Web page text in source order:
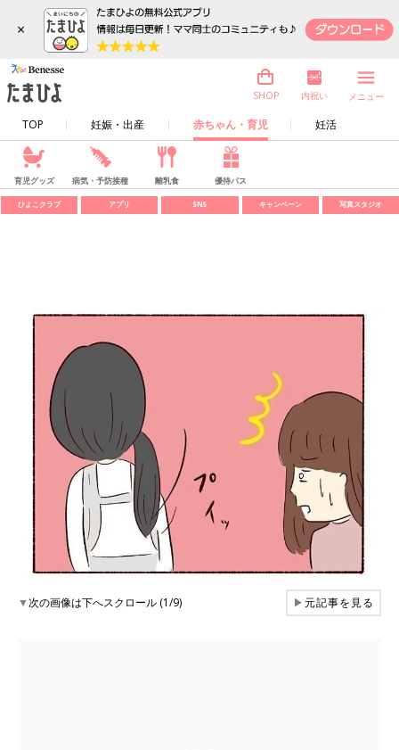
×
TOP 妊娠・出産 赤ちゃん・育児 妊活
SHOP 内祝い メニュー
育児グッズ 病気・予防接種 離乳食 優待パス
ひよこクラブ アプリ SNS キャンペーン 写真スタジオ
▼次の画像は下へスクロール (1/9) ▶元記事を見る